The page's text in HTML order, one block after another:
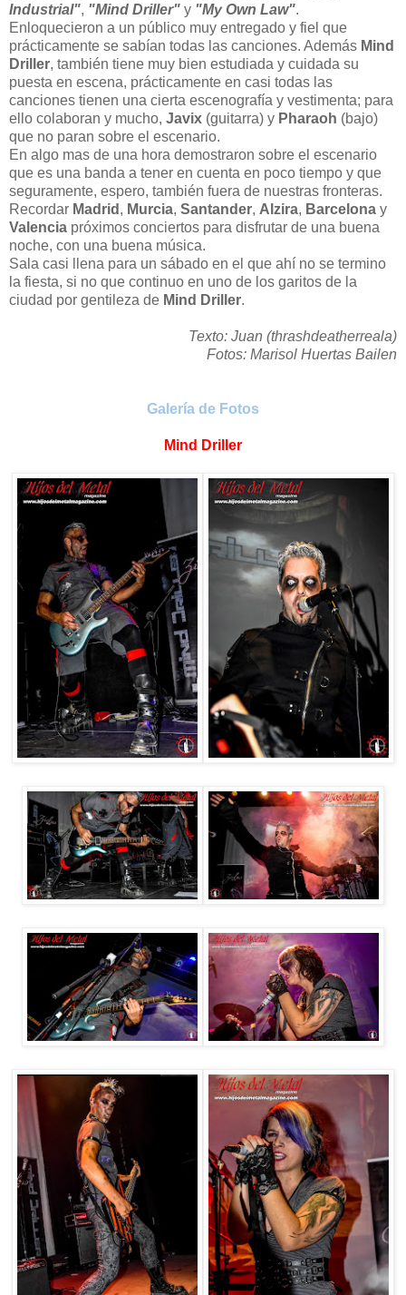
Industrial", "Mind Driller" y "My Own Law".
Enloquecieron a un público muy entregado y fiel que
prácticamente se sabían todas las canciones. Además Mind
Driller, también tiene muy bien estudiada y cuidada su
puesta en escena, prácticamente en casi todas las
canciones tienen una cierta escenografía y vestimenta; para
ello colaboran y mucho, Javix (guitarra) y Pharaoh (bajo)
que no paran sobre el escenario.
En algo mas de una hora demostraron sobre el escenario
que es una banda a tener en cuenta en poco tiempo y que
seguramente, espero, también fuera de nuestras fronteras.
Recordar Madrid , Murcia, Santander, Alzira, Barcelona y
Valencia próximos conciertos para disfrutar de una buena
noche, con una buena música.
Sala casi llena para un sábado en el que ahí no se termino
la fiesta, si no que continuo en uno de los garitos de la
ciudad por gentileza de Mind Driller.
Texto: Juan (thrashdeatherreala)
Fotos: Marisol Huertas Bailen
Galería de Fotos
Mind Driller